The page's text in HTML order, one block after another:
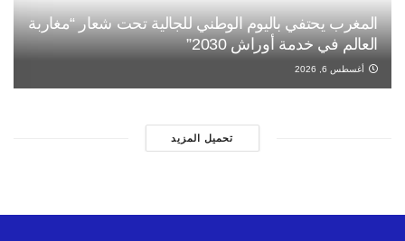
المغرب يحتفي باليوم الوطني للجالية تحت شعار “مغاربة
العالم في خدمة أوراش 2030”
أغسطس 6, 2026
تحميل المزيد